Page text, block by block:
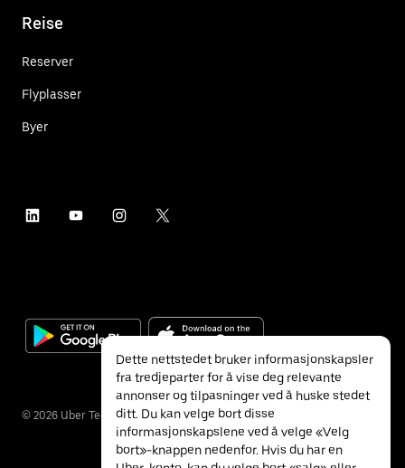
Reise
Reserver
Flyplasser
Byer
© 2026 Uber Technologies Inc.
Dette nettstedet bruker informasjonskapsler
fra tredjeparter for å vise deg relevante
annonser og tilpasninger ved å huske stedet
ditt. Du kan velge bort disse
informasjonskapslene ved å velge «Velg
bort»-knappen nedenfor. Hvis du har en